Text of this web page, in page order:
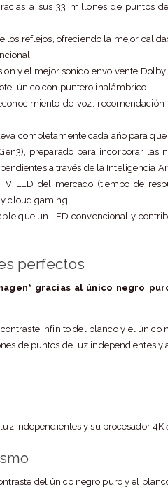
a sus 33 millones de puntos
los reflejos, ofreciendo la mejor
y el mejor sonido envolvente Dolby
único con puntero inalámbrico.
de voz,
completamente cada año para
preparado para incorporar
a través de la Inteligencia
LED del mercado (tiempo de
cloud gaming.
que un LED convencional y
perfectos
gracias al único negro
infinito del blanco y el único
de puntos de luz independientes y
independientes y su procesador 4K
del único negro puro y el